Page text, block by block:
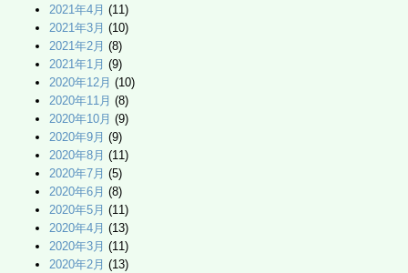
2021年4月 (11)
2021年3月 (10)
2021年2月 (8)
2021年1月 (9)
2020年12月 (10)
2020年11月 (8)
2020年10月 (9)
2020年9月 (9)
2020年8月 (11)
2020年7月 (5)
2020年6月 (8)
2020年5月 (11)
2020年4月 (13)
2020年3月 (11)
2020年2月 (13)